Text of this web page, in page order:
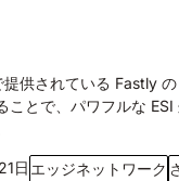
供されている Fastly
ことで、パワフルな
日 エッジネットワーク